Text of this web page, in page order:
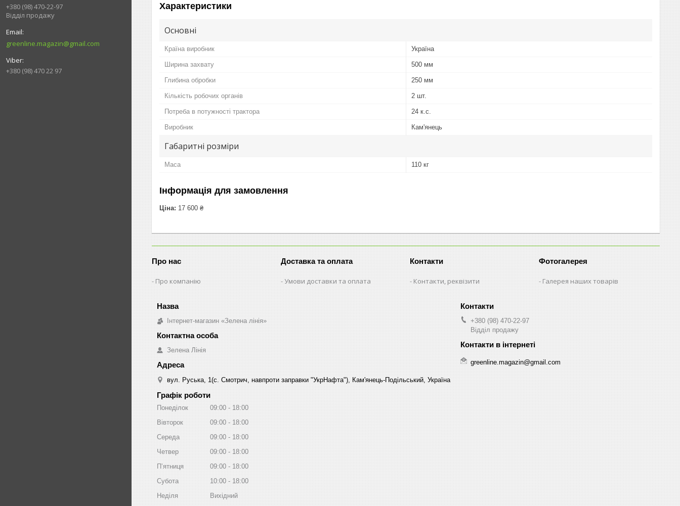
+380 (98) 470-22-97
Відділ продажу
greenline.magazin@gmail.com
+380 (98) 470 22 97
Характеристики
Основні
Країна виробник Україна
Ширина захвату 500 мм
Глибина обробки 250 мм
Кількість робочих органів 2 шт.
Потреба в потужності трактора 24 к.с.
Виробник Кам'янець
Габаритні розміри
Маса 110 кг
Інформація для замовлення
Ціна: 17 600 ₴
Про нас
Про компанію
Доставка та оплата
Умови доставки та оплата
Контакти
Контакти, реквізити
Фотогалерея
Галерея наших товарів
Інтернет-магазин «Зелена лінія»
Зелена Лінія
вул. Руська, 1(с. Смотрич, навпроти заправки "УкрНафта"), Кам'янець-Подільський, Україна
+380 (98) 470-22-97
Відділ продажу
greenline.magazin@gmail.com
Графік роботи
Понеділок 09:00
18:00
Вівторок
09:00
18:00
Середа
09:00
18:00
Четвер
09:00
18:00
Пʼятниця
09:00
18:00
Субота
10:00
18:00
Неділя
Вихідний